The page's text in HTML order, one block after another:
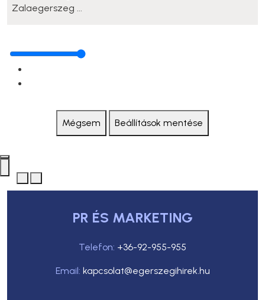
Zalaegerszeg ...
Mégsem Beállítások mentése
PR ÉS MARKETING
Telefon: +36-92-955-955
Email: kapcsolat@egerszegihirek.hu